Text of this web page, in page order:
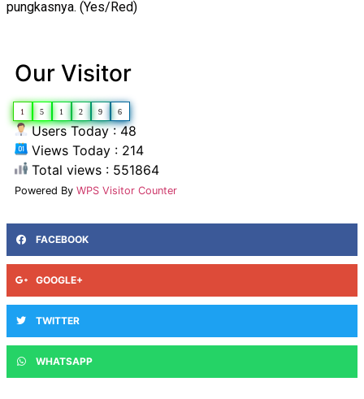
pungkasnya. (Yes/Red)
Our Visitor
1 5 1 2 9 6
Users Today : 48
Views Today : 214
Total views : 551864
Powered By WPS Visitor Counter
FACEBOOK
GOOGLE+
TWITTER
WHATSAPP